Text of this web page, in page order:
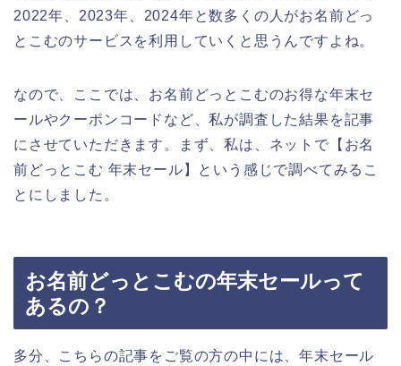
2022年、2023年、2024年と数多くの人がお名前どっ
とこむのサービスを利用していくと思うんですよね。
なので、ここでは、お名前どっとこむのお得な年末セ
ールやクーポンコードなど、私が調査した結果を記事
にさせていただきます。まず、私は、ネットで【お名
前どっとこむ 年末セール】という感じで調べてみるこ
とにしました。
お名前どっとこむの年末セールって
あるの？
多分、こちらの記事をご覧の方の中には、年末セール